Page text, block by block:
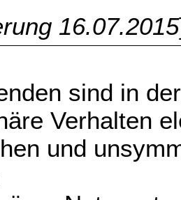
16.07.2015
sind in
Verhalten
und